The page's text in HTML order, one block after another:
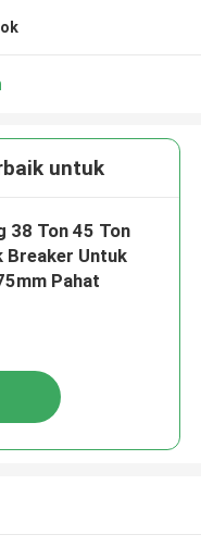
untuk
38 Ton 45 Ton
Breaker Untuk
Pahat